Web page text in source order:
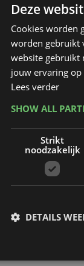
Deze
Cookies worden
worden gebruikt
website gebruikt
jouw ervaring op
Lees verder
SHOW ALL
Strikt
noodzakelijk
DETAILS